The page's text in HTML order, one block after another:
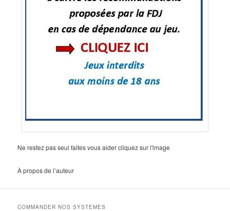
Ne restez pas seul faites vous aider cliquez sur l'image
À propos de l’auteur
COMMANDER NOS SYSTEMES